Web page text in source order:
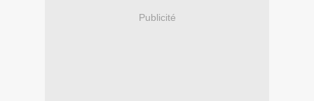
Publicité